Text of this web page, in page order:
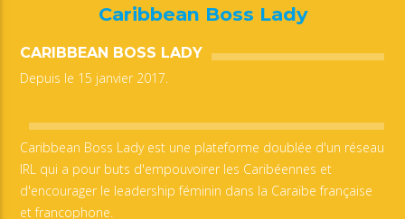
Caribbean Boss Lady
CARIBBEAN BOSS LADY
Depuis le 15 janvier 2017.
Caribbean Boss Lady est une plateforme doublée d'un réseau
IRL qui a pour buts d'empouvoirer les Caribéennes et
d'encourager le leadership féminin dans la Caraïbe française
et francophone.